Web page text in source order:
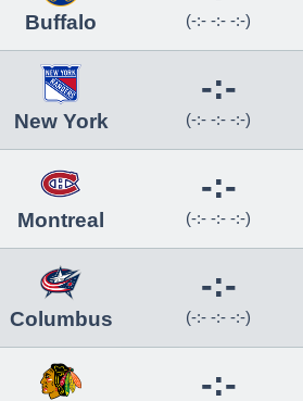
Buffalo (-:- -:- -:-)
New York
-:-
(-:- -:- -:-)
Montreal
-:-
(-:- -:- -:-)
Columbus
-:-
(-:- -:- -:-)
-:-